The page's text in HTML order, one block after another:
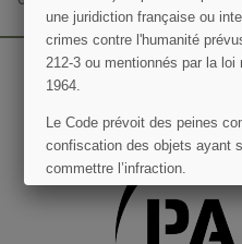
une juridiction française ou
crimes contre l'humanité
212-3 ou mentionnés par la loi
1964.
Le Code prévoit des peines
confiscation des objets ayant
commettre l’infraction.
J'AI